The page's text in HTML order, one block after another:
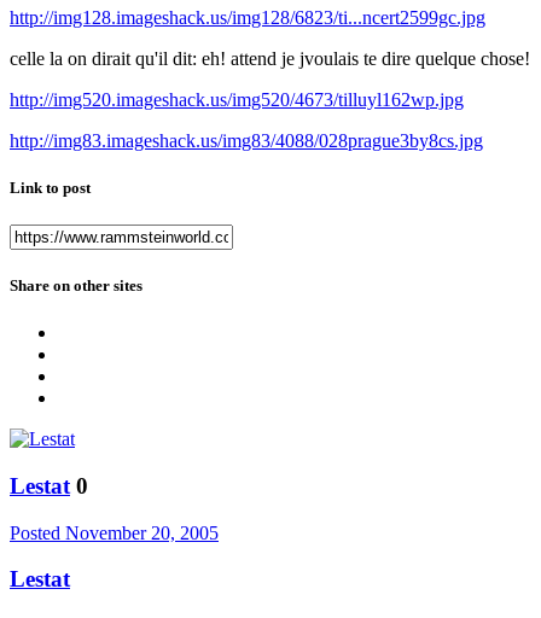
http://img128.imageshack.us/img128/6823/ti...ncert2599gc.jpg
celle la on dirait qu'il dit: eh! attend je jvoulais te dire quelque chose!
http://img520.imageshack.us/img520/4673/tilluyl162wp.jpg
http://img83.imageshack.us/img83/4088/028prague3by8cs.jpg
Link to post
Share on other sites
Lestat 0
Posted November 20, 2005
Lestat